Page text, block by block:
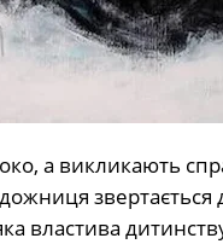
а викликають
властива